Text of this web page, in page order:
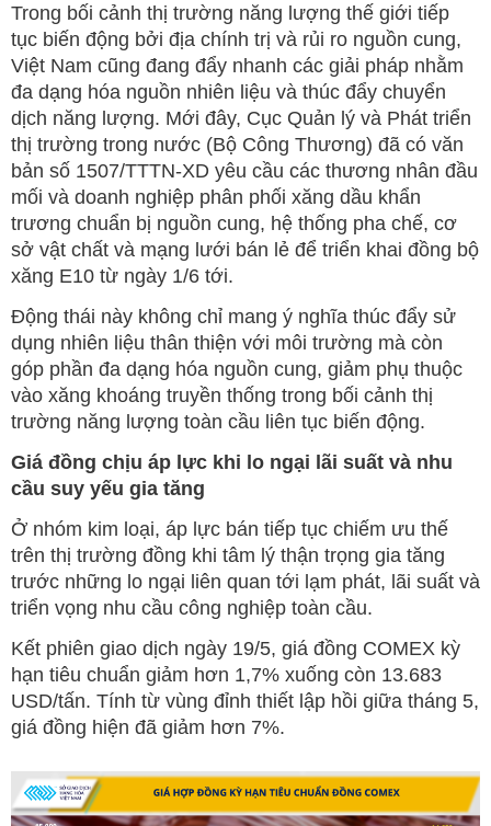
Trong bối cảnh thị trường năng lượng thế giới tiếp
tục biến động bởi địa chính trị và rủi ro nguồn cung,
Việt Nam cũng đang đẩy nhanh các giải pháp nhằm
đa dạng hóa nguồn nhiên liệu và thúc đẩy chuyển
dịch năng lượng. Mới đây, Cục Quản lý và Phát triển
thị trường trong nước (Bộ Công Thương) đã có văn
bản số 1507/TTTN-XD yêu cầu các thương nhân đầu
mối và doanh nghiệp phân phối xăng dầu khẩn
trương chuẩn bị nguồn cung, hệ thống pha chế, cơ
sở vật chất và mạng lưới bán lẻ để triển khai đồng bộ
xăng E10 từ ngày 1/6 tới.
Động thái này không chỉ mang ý nghĩa thúc đẩy sử
dụng nhiên liệu thân thiện với môi trường mà còn
góp phần đa dạng hóa nguồn cung, giảm phụ thuộc
vào xăng khoáng truyền thống trong bối cảnh thị
trường năng lượng toàn cầu liên tục biến động.
Giá đồng chịu áp lực khi lo ngại lãi suất và nhu
cầu suy yếu gia tăng
Ở nhóm kim loại, áp lực bán tiếp tục chiếm ưu thế
trên thị trường đồng khi tâm lý thận trọng gia tăng
trước những lo ngại liên quan tới lạm phát, lãi suất và
triển vọng nhu cầu công nghiệp toàn cầu.
Kết phiên giao dịch ngày 19/5, giá đồng COMEX kỳ
hạn tiêu chuẩn giảm hơn 1,7% xuống còn 13.683
USD/tấn. Tính từ vùng đỉnh thiết lập hồi giữa tháng 5,
giá đồng hiện đã giảm hơn 7%.